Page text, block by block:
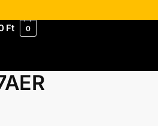
Ft 0